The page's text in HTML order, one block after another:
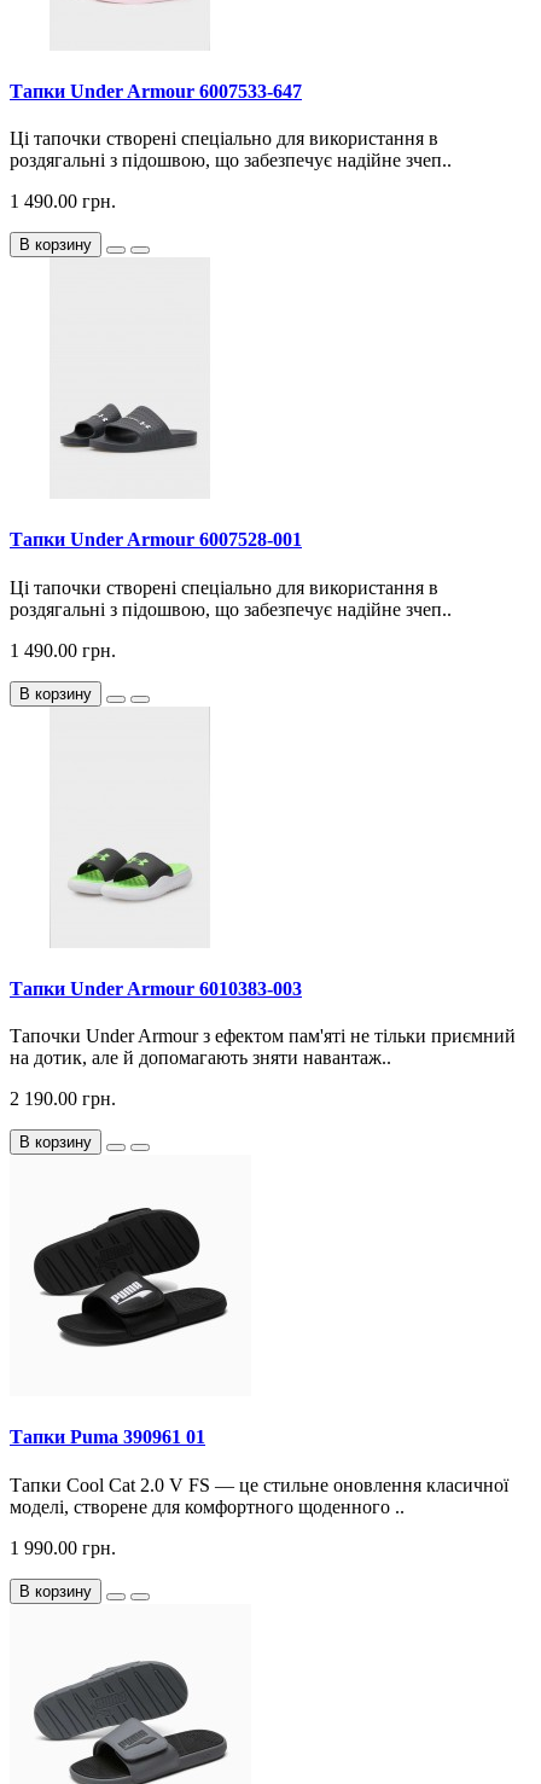
Тапки Under Armour 6007533-647
Ці тапочки створені спеціально для використання в
роздягальні з підошвою, що забезпечує надійне зчеп..
1 490.00 грн.
В корзину
Тапки Under Armour 6007528-001
Ці тапочки створені спеціально для використання в
роздягальні з підошвою, що забезпечує надійне зчеп..
1 490.00 грн.
В корзину
Тапки Under Armour 6010383-003
Тапочки Under Armour з ефектом пам'яті не тільки приємний
на дотик, але й допомагають зняти навантаж..
2 190.00 грн.
В корзину
Тапки Puma 390961 01
Тапки Cool Cat 2.0 V FS — це стильне оновлення класичної
моделі, створене для комфортного щоденного ..
1 990.00 грн.
В корзину